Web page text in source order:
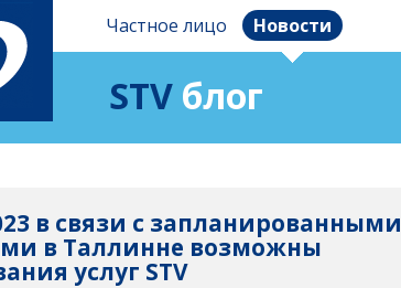
Частное лицо Новости
STV блог
в связи с запланированными
в Таллинне возможны
услуг STV